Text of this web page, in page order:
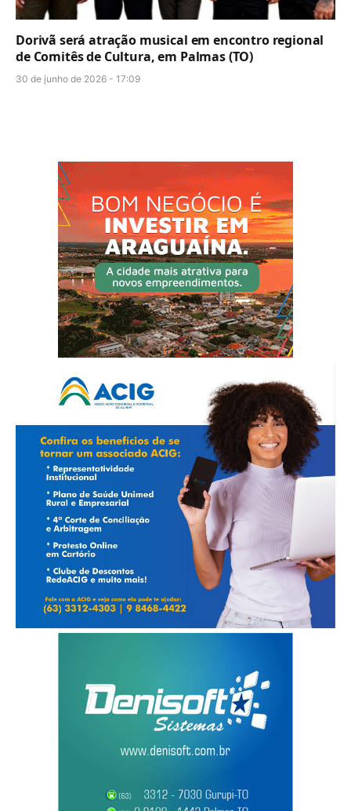
Dorivã será atração musical em encontro regional
de Comitês de Cultura, em Palmas (TO)
30 de junho de 2026 - 17:09